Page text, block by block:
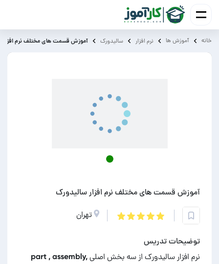
خانه آموزش ‌ها نرم افزار سالیدورک آموزش قسمت های مختلف نرم افزار
آموزش قسمت های مختلف نرم افزار سالیدورک
تهران
توضیحات تدریس
نرم افزار سالیدورک از سه بخش اصلی part , assembly,